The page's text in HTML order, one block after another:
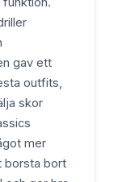
gav ett
outfits,
skor
mer
borsta bort